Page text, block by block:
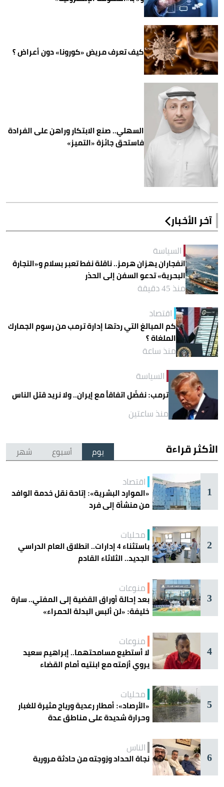
كيف تعرف مريض «كورونا» دون أعراض ؟
السهلي.. صنع الابتكار وراهن على الفرادة
فاستحق جائزة «التميز»
آخر الأخبار
السياسة
انفجاران يهزان هرمز.. ناقلة نفط تعبر بسلام و«التجارة
البحرية» تدعو السفن إلى الحذر
منذ 45 دقيقة
اقتصاد
كم المبالغ التي ردتها إدارة ترمب من رسوم الجمارك
الملغاة ؟
منذ ساعة
السياسة
ترمب: نفضّل اتفاقاً مع إيران.. ولا نريد قتل الناس
منذ ساعتين
الأكثر قراءة يوم أسبوع شهر
1
اقتصاد
«الموارد البشرية»: إتاحة نقل خدمة الوافد
من منشأة إلى فرد
2
محليات
باستثناء 4 إدارات.. انطلاق العام الدراسي
الجديد.. الثلاثاء القادم
3
منوعات
بعد إحالة أوراق القضية إلى المفتي.. سارة
خليفة: «لن ألبس البدلة الحمراء»
4
منوعات
لا أستطيع مسامحتهما.. إبراهيم سعيد
يروي أزمته مع ابنتيه أمام القضاء
5
محليات
«الأرصاد»: أمطار رعدية ورياح مثيرة للغبار
وحرارة شديدة على مناطق عدة
6
الناس
نجاة الحداد وزوجته من حادثة مرورية